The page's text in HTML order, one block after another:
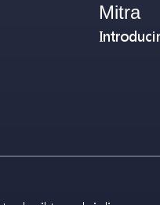
Mitra